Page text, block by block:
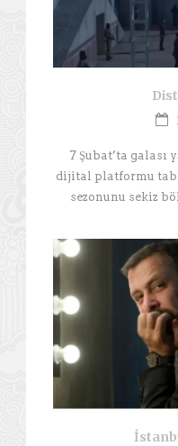
7 Şubat’ta galası
dijital platformu
sezonunu sekiz